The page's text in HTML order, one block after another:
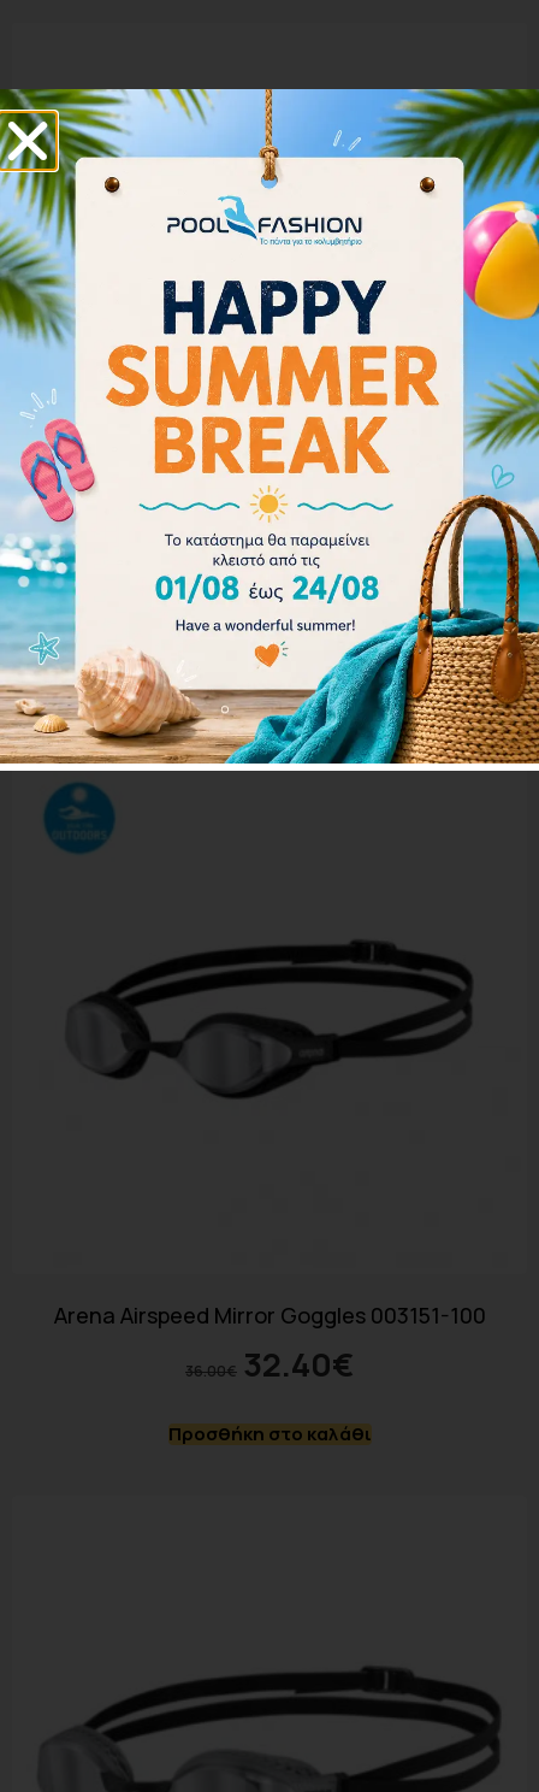
Arena Airspeed Mirror Goggles 003151-206
36.00 € 32.40€
Προσθήκη στο καλάθι
Arena Airspeed Mirror Goggles 003151-100
36.00€ 32.40€
Προσθήκη στο καλάθι